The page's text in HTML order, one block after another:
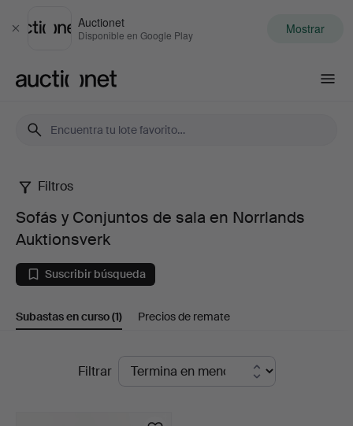
Cerrar
Auctionet
Disponible en Google Play Mostrar
Sofás
Conjuntos
de
Filtros
Sofás y Conjuntos de sala en Norrlands
Auktionsverk
Suscribir búsqueda
Subastas en curso(1) Precios de remate
SubastasFiltrar